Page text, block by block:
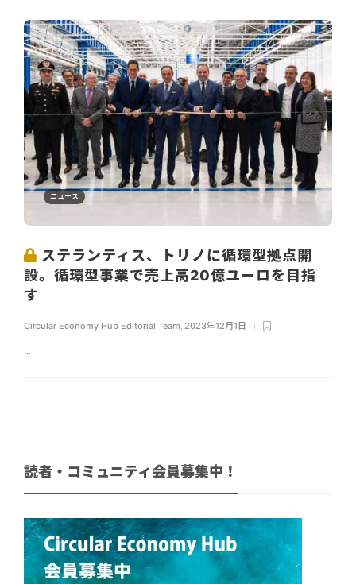
ニュース
ステランティス、トリノに循環型拠点開
設。循環型事業で売上高20億ユーロを目指
す
Circular Economy Hub Editorial Team 2023年12月1日
...
読者・コミュニティ会員募集中！